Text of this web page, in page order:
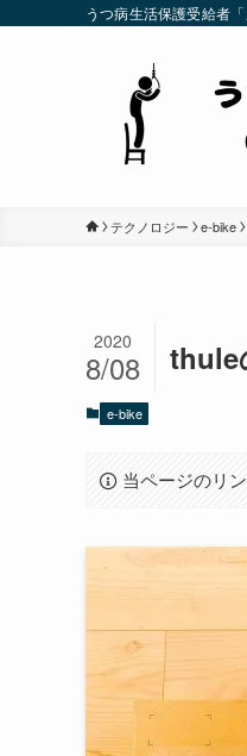
うつ病生活保護受給者
テクノロジー e-bike
thule
2020
8/08
e-bike
当ページのリ